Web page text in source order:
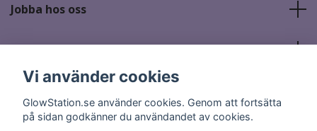
Jobba hos oss
Sociala medier
Vi använder cookies
GlowStation.se använder cookies. Genom att fortsätta
på sidan godkänner du användandet av cookies.